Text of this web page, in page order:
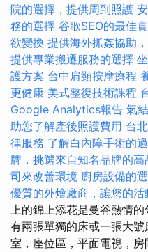
院的選擇，提供周到照護
務的選擇 谷歌SEO的最佳
欲變換 提供海外抓姦協助
提供專業搬遷服務的選擇
護方案 台中肩頸按摩療程
更健康 美式整復技術課程
Google Analytics報告 氣
助您了解產後照護費用 台
律服務 了解白內障手術的
牌，挑選來自知名品牌的高
司來改善環境 廚房設備的
優質的外燴廠商，讓您的活
上的錦上添花是曼谷熱情
有兩張單獨的床或一張大
室，座位區，平面電視，